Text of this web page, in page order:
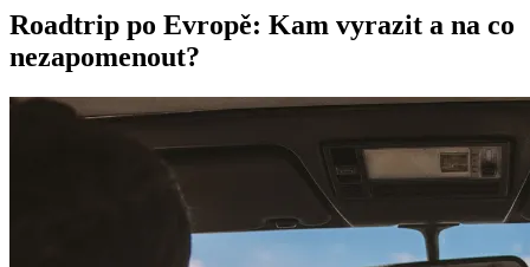
Roadtrip po Evropě: Kam vyrazit a na co
nezapomenout?